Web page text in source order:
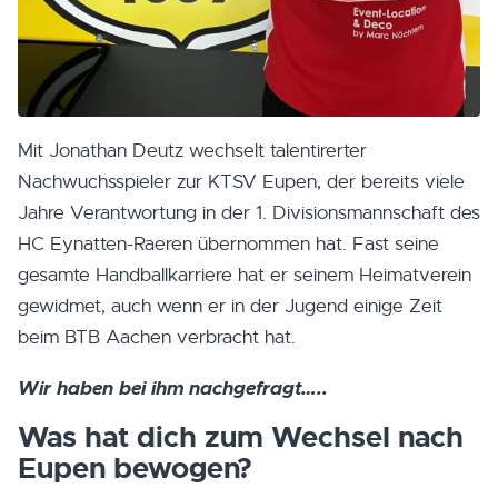
Mit Jonathan Deutz wechselt talentirerter
Nachwuchsspieler zur KTSV Eupen, der bereits viele
Jahre Verantwortung in der 1. Divisionsmannschaft des
HC Eynatten-Raeren übernommen hat. Fast seine
gesamte Handballkarriere hat er seinem Heimatverein
gewidmet, auch wenn er in der Jugend einige Zeit
beim BTB Aachen verbracht hat.
Wir haben bei ihm nachgefragt…..
Was hat dich zum Wechsel nach
Eupen bewogen?